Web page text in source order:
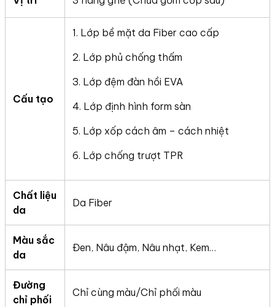
Cấu tạo
1. Lớp bề mặt da Fiber cao cấp
2. Lớp phủ chống thấm
3. Lớp đệm đàn hồi EVA
4. Lớp định hình form sàn
5. Lớp xốp cách âm – cách nhiệt
6. Lớp chống trượt TPR
Chất liệu
da
Da Fiber
Màu sắc
da
Đen, Nâu đậm, Nâu nhạt, Kem…
Đường
chỉ phối
Chỉ cùng màu/Chỉ phối màu